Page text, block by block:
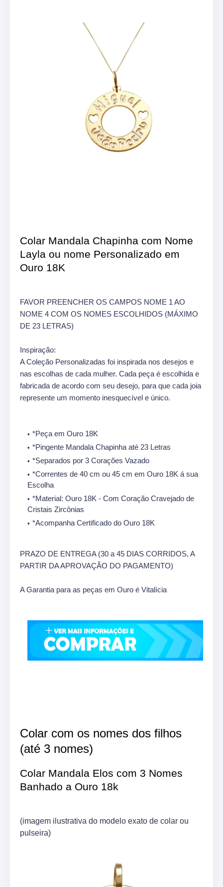
Colar Mandala Chapinha com Nome
Layla ou nome Personalizado em
Ouro 18K
FAVOR PREENCHER OS CAMPOS NOME 1 AO
NOME 4 COM OS NOMES ESCOLHIDOS (MÁXIMO
DE 23 LETRAS)
Inspiração:
A Coleção Personalizadas foi inspirada nos desejos e
nas escolhas de cada mulher. Cada peça é escolhida e
fabricada de acordo com seu desejo, para que cada joia
represente um momento inesquecível e único.
*Peça em Ouro 18K
*Pingente Mandala Chapinha até 23 Letras
*Separados por 3 Corações Vazado
*Correntes de 40 cm ou 45 cm em Ouro 18K á sua
Escolha
*Material: Ouro 18K - Com Coração Cravejado de
Cristais Zircônias
*Acompanha Certificado do Ouro 18K
PRAZO DE ENTREGA (30 a 45 DIAS CORRIDOS, A
PARTIR DA APROVAÇÃO DO PAGAMENTO)
A Garantia para as peças em Ouro é Vitalícia
Colar com os nomes dos filhos
(até 3 nomes)
Colar Mandala Elos com 3 Nomes
Banhado a Ouro 18k
(imagem ilustrativa do modelo exato de colar ou
pulseira)